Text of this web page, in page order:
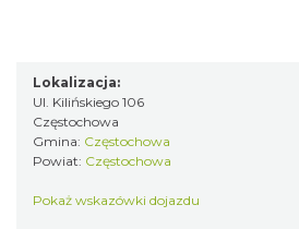
Lokalizacja:
Ul. Kilińskiego 106
Częstochowa
Gmina: Częstochowa
Powiat: Częstochowa
Pokaż wskazówki dojazdu